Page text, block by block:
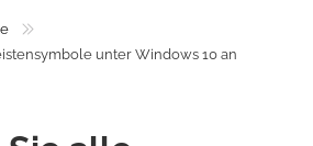
unter Windows 10 an